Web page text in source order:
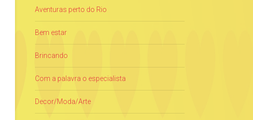
Aventuras perto do Rio
Bem estar
Brincando
Com a palavra o especialista
Decor/Moda/Arte